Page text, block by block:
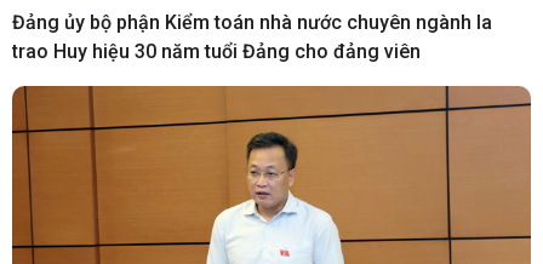
Đảng ủy bộ phận Kiểm toán nhà nước chuyên ngành Ia
trao Huy hiệu 30 năm tuổi Đảng cho đảng viên